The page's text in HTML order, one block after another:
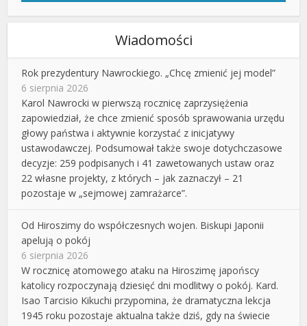
Wiadomości
Rok prezydentury Nawrockiego. „Chcę zmienić jej model”
6 sierpnia 2026
Karol Nawrocki w pierwszą rocznicę zaprzysiężenia
zapowiedział, że chce zmienić sposób sprawowania urzędu
głowy państwa i aktywnie korzystać z inicjatywy
ustawodawczej. Podsumował także swoje dotychczasowe
decyzje: 259 podpisanych i 41 zawetowanych ustaw oraz
22 własne projekty, z których – jak zaznaczył – 21
pozostaje w „sejmowej zamrażarce”.
Od Hiroszimy do współczesnych wojen. Biskupi Japonii
apelują o pokój
6 sierpnia 2026
W rocznicę atomowego ataku na Hiroszimę japońscy
katolicy rozpoczynają dziesięć dni modlitwy o pokój. Kard.
Isao Tarcisio Kikuchi przypomina, że dramatyczna lekcja
1945 roku pozostaje aktualna także dziś, gdy na świecie